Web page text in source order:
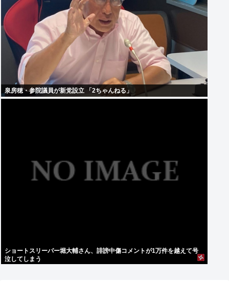
泉房穂・参院議員が新党設立 「2ちゃんねる」
ショートスリーパー堀大輔さん、誹謗中傷コメントが1万件を越えて号
泣してしまう